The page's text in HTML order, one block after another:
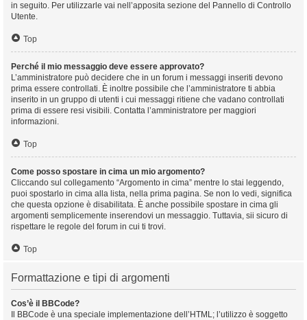
in seguito. Per utilizzarle vai nell’apposita sezione del Pannello di Controllo
Utente.
Top
Perché il mio messaggio deve essere approvato?
L’amministratore può decidere che in un forum i messaggi inseriti devono
prima essere controllati. È inoltre possibile che l’amministratore ti abbia
inserito in un gruppo di utenti i cui messaggi ritiene che vadano controllati
prima di essere resi visibili. Contatta l’amministratore per maggiori
informazioni.
Top
Come posso spostare in cima un mio argomento?
Cliccando sul collegamento “Argomento in cima” mentre lo stai leggendo,
puoi spostarlo in cima alla lista, nella prima pagina. Se non lo vedi, significa
che questa opzione è disabilitata. È anche possibile spostare in cima gli
argomenti semplicemente inserendovi un messaggio. Tuttavia, sii sicuro di
rispettare le regole del forum in cui ti trovi.
Top
Formattazione e tipi di argomenti
Cos’è il BBCode?
Il BBCode è una speciale implementazione dell’HTML; l’utilizzo è soggetto